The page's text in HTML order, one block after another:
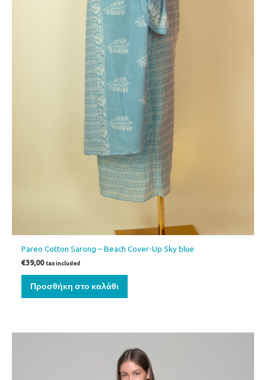
Pareo Cotton Sarong – Beach Cover-Up Sky blue
€39,00 tax included
Προσθήκη στο καλάθι